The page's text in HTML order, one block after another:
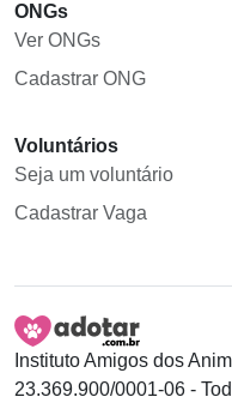
ONGs
Ver ONGs
Cadastrar ONG
Voluntários
Seja um voluntário
Cadastrar Vaga
Instituto Amigos dos
23.369.900/0001-06 -